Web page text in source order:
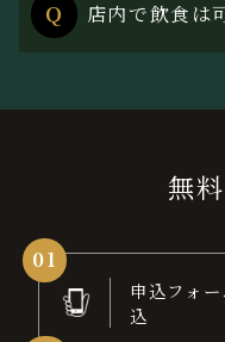
なっておりません。
Ｑ 店内で飲食は
無
01
申込フォ
込